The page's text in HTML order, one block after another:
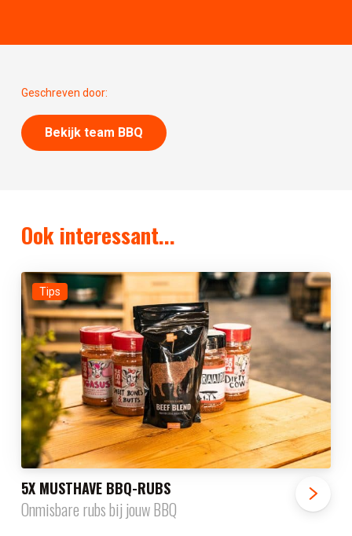
Geschreven door:
Bekijk team BBQ
Ook interessant...
Tips
5X MUSTHAVE BBQ-RUBS
Onmisbare rubs bij jouw BBQ